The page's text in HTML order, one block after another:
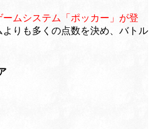
ームシステム「ポッカー」が登
りも多くの点数を決め、バトル